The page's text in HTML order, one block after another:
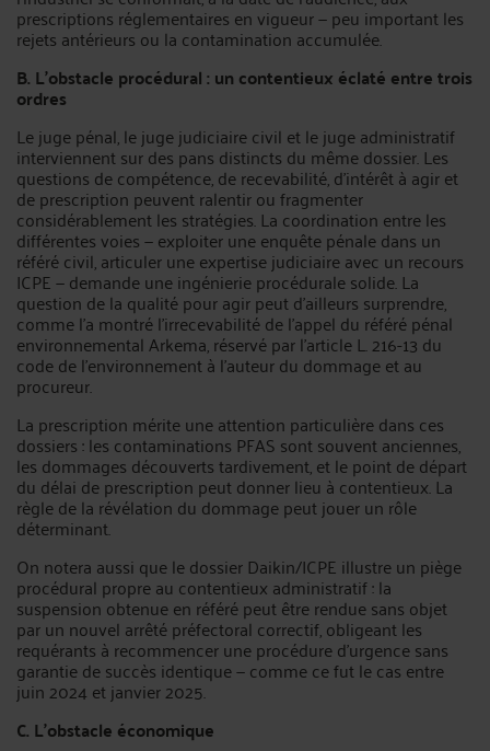
prescriptions réglementaires en vigueur — peu important les
rejets antérieurs ou la contamination accumulée.
B. L'obstacle procédural : un contentieux éclaté entre trois
ordres
Le juge pénal, le juge judiciaire civil et le juge administratif
interviennent sur des pans distincts du même dossier. Les
questions de compétence, de recevabilité, d'intérêt à agir et
de prescription peuvent ralentir ou fragmenter
considérablement les stratégies. La coordination entre les
différentes voies — exploiter une enquête pénale dans un
référé civil, articuler une expertise judiciaire avec un recours
ICPE — demande une ingénierie procédurale solide. La
question de la qualité pour agir peut d'ailleurs surprendre,
comme l'a montré l'irrecevabilité de l'appel du référé pénal
environnemental Arkema, réservé par l'article L. 216-13 du
code de l'environnement à l'auteur du dommage et au
procureur.
La prescription mérite une attention particulière dans ces
dossiers : les contaminations PFAS sont souvent anciennes,
les dommages découverts tardivement, et le point de départ
du délai de prescription peut donner lieu à contentieux. La
règle de la révélation du dommage peut jouer un rôle
déterminant.
On notera aussi que le dossier Daikin/ICPE illustre un piège
procédural propre au contentieux administratif : la
suspension obtenue en référé peut être rendue sans objet
par un nouvel arrêté préfectoral correctif, obligeant les
requérants à recommencer une procédure d'urgence sans
garantie de succès identique — comme ce fut le cas entre
juin 2024 et janvier 2025.
C. L'obstacle économique